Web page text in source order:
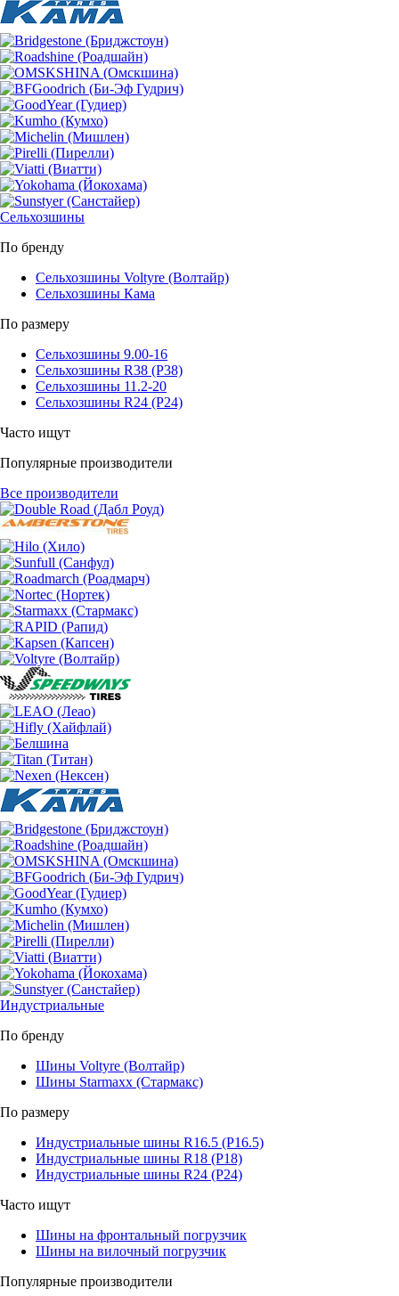
Сельхозшины
По бренду
Сельхозшины Voltyre (Волтайр)
Сельхозшины Кама
По размеру
Сельхозшины 9.00-16
Сельхозшины R38 (Р38)
Сельхозшины 11.2-20
Сельхозшины R24 (Р24)
Часто ищут
Популярные производители
Все производители
Индустриальные
По бренду
Шины Voltyre (Волтайр)
Шины Starmaxx (Стармакс)
По размеру
Индустриальные шины R16.5 (Р16.5)
Индустриальные шины R18 (Р18)
Индустриальные шины R24 (Р24)
Часто ищут
Шины на фронтальный погрузчик
Шины на вилочный погрузчик
Популярные производители